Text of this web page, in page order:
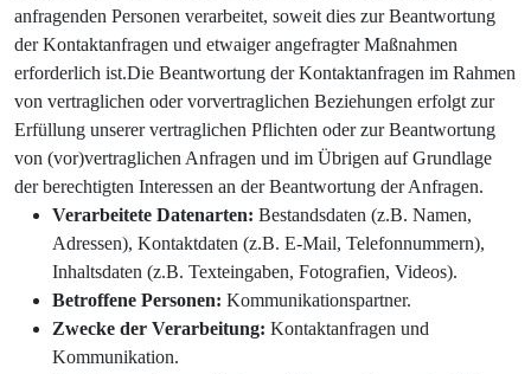
anfragenden Personen verarbeitet, soweit dies zur Beantwortung
der Kontaktanfragen und etwaiger angefragter Maßnahmen
erforderlich ist.Die Beantwortung der Kontaktanfragen im Rahmen
von vertraglichen oder vorvertraglichen Beziehungen erfolgt zur
Erfüllung unserer vertraglichen Pflichten oder zur Beantwortung
von (vor)vertraglichen Anfragen und im Übrigen auf Grundlage
der berechtigten Interessen an der Beantwortung der Anfragen.
Verarbeitete Datenarten: Bestandsdaten (z.B. Namen,
Adressen), Kontaktdaten (z.B. E-Mail, Telefonnummern),
Inhaltsdaten (z.B. Texteingaben, Fotografien, Videos).
Betroffene Personen: Kommunikationspartner.
Zwecke der Verarbeitung: Kontaktanfragen und
Kommunikation.